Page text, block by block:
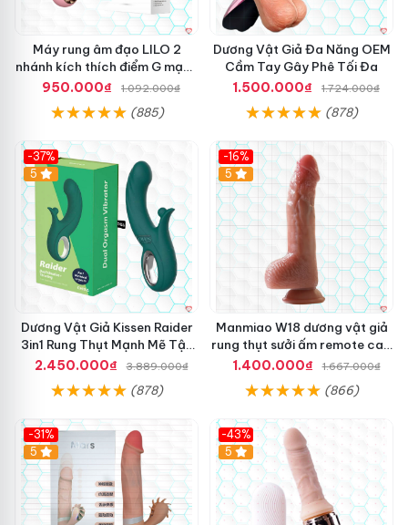
Máy rung âm đạo LILO 2
nhánh kích thích điểm G mạnh
mẽ
950.000₫ 1.092.000₫
(885)
Dương Vật Giả Đa Năng OEM
Cầm Tay Gây Phê Tối Đa
1.500.000₫
1.724.000₫
(878)
-37%
Hot
5
Dương Vật Giả Kissen Raider
3in1 Rung Thụt Mạnh Mẽ Tận
Hưởng
2.450.000₫ 3.889.000₫
(878)
-16%
Hot
5
Manmiao W18 dương vật giả
rung thụt sưởi ấm remote cao
cấp
1.400.000₫ 1.667.000₫
(866)
-31%
5
-43%
Hot
5